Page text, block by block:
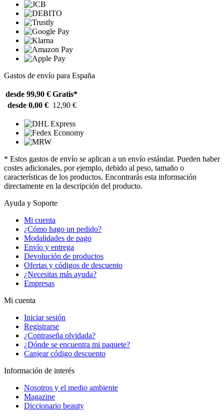
Gastos de envío para España
desde 99,90 € Gratis*
desde 0,00 € 12,90 €
* Estos gastos de envío se aplican a un envío estándar. Pueden haber
costes adicionales, por ejemplo, debido al peso, tamaño o
características de los productos. Encontrarás esta información
directamente en la descripción del producto.
Ayuda y Soporte
Mi cuenta
¿Cómo hago un pedido?
Modalidades de pago
Envío y entrega
Devolución de productos
Ofertas y códigos de descuento
¿Necesitas más ayuda?
Empresas
Mi cuenta
Iniciar sesión
Registrarse
¿Contraseña olvidada?
¿Dónde se encuentra mi paquete?
Canjear código descuento
Información de interés
Nosotros y el medio ambiente
Magazine
Diccionario beauty